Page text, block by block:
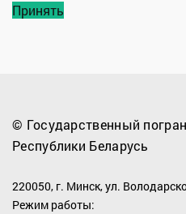
Принять
© Государственный
Республики Беларусь
220050, г. Минск, ул.
Режим работы: